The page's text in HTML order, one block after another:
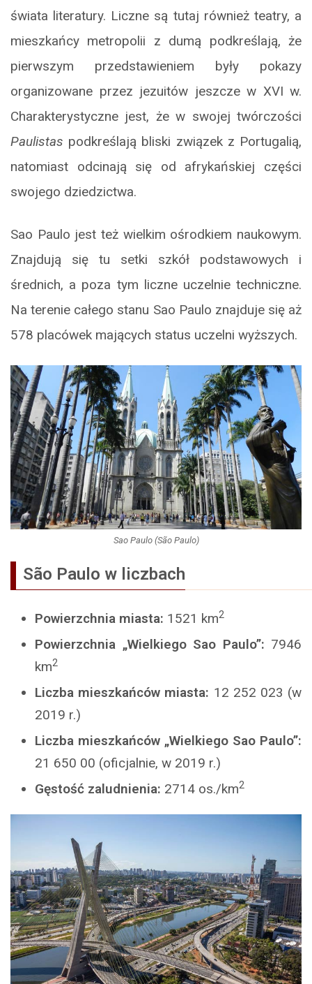
świata literatury. Liczne są tutaj również teatry, a
mieszkańcy metropolii z dumą podkreślają, że
pierwszym przedstawieniem były pokazy
organizowane przez jezuitów jeszcze w XVI w.
Charakterystyczne jest, że w swojej twórczości
Paulistas podkreślają bliski związek z Portugalią,
natomiast odcinają się od afrykańskiej części
swojego dziedzictwa.
Sao Paulo jest też wielkim ośrodkiem naukowym.
Znajdują się tu setki szkół podstawowych i
średnich, a poza tym liczne uczelnie techniczne.
Na terenie całego stanu Sao Paulo znajduje się aż
578 placówek mających status uczelni wyższych.
Sao Paulo (São Paulo)
São Paulo w liczbach
Powierzchnia miasta: 1521 km2
Powierzchnia „Wielkiego Sao Paulo”: 7946
km2
Liczba mieszkańców miasta: 12 252 023 (w
2019 r.)
Liczba mieszkańców „Wielkiego Sao Paulo”:
21 650 00 (oficjalnie, w 2019 r.)
Gęstość zaludnienia: 2714 os./km2